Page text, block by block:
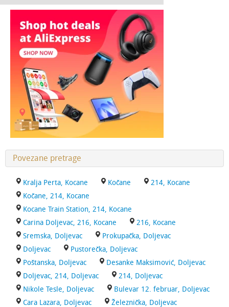
Povezane pretrage
Kralja Perta, Kocane Kočane
214, Kocane
Kočane, 214, Kocane
Kocane Train Station, 214, Kocane
Carina Doljevac, 216, Kocane
216, Kocane
Sremska, Doljevac
Prokupačka, Doljevac
Doljevac
Pustorečka, Doljevac
Poštanska, Doljevac
Desanke Maksimović, Doljevac
Doljevac, 214, Doljevac
214, Doljevac
Nikole Tesle, Doljevac
Bulevar 12. februar, Doljevac
Cara Lazara, Doljevac
Železnička, Doljevac